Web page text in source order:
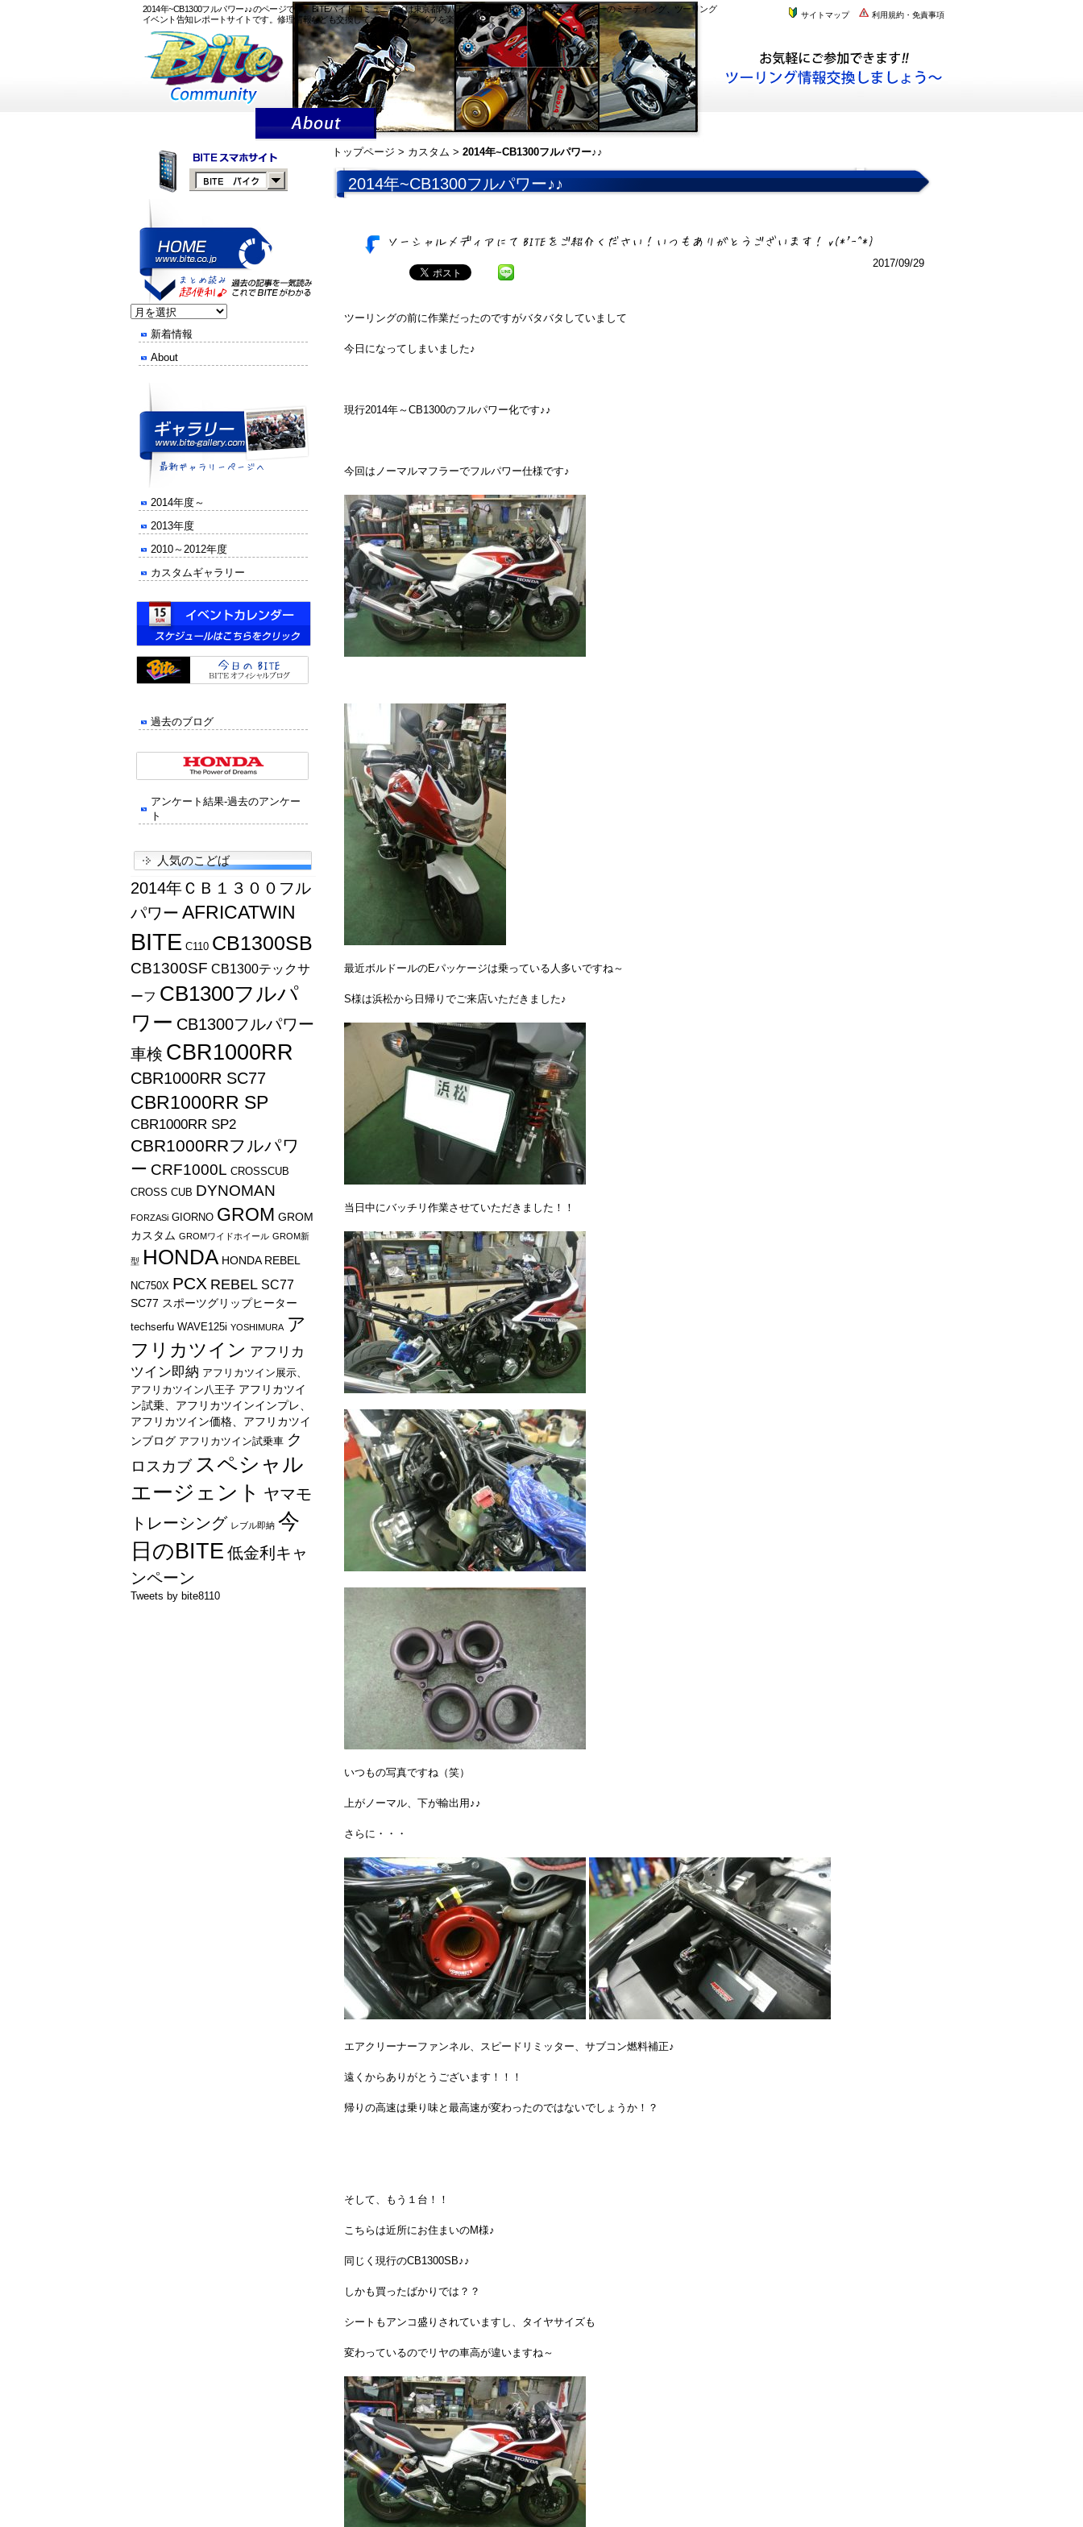
2014年~CB1300フルパワー♪♪のページです。BITEバイトコミュニティは東京都内八王子市付近のホンダバイク・スクーターのミーティング、ツーリング
イベント告知レポートサイトです。修理情報なども交換してオートバイライフを楽しみましょう。
利用規約・免責事項
サイトマップ
トップページ > カスタム > 2014年~CB1300フルパワー♪♪
2014年~CB1300フルパワー♪♪
2017/09/29
ツーリングの前に作業だったのですがバタバタしていまして
今日になってしまいました♪
現行2014年～CB1300のフルパワー化です♪♪
今回はノーマルマフラーでフルパワー仕様です♪
最近ボルドールのEパッケージは乗っている人多いですね～
S様は浜松から日帰りでご来店いただきました♪
当日中にバッチリ作業させていただきました！！
いつもの写真ですね（笑）
上がノーマル、下が輸出用♪♪
さらに・・・
エアクリーナーファンネル、スピードリミッター、サブコン燃料補正♪
遠くからありがとうございます！！！
帰りの高速は乗り味と最高速が変わったのではないでしょうか！？
そして、もう１台！！
こちらは近所にお住まいのM様♪
同じく現行のCB1300SB♪♪
しかも買ったばかりでは？？
シートもアンコ盛りされていますし、タイヤサイズも
変わっているのでリヤの車高が違いますね～
新着情報
About
2014年度～
2013年度
2010～2012年度
カスタムギャラリー
過去のブログ
アンケート結果-過去のアンケー
ト
人気のこどば
2014年ＣＢ１３００フル
パワー AFRICATWIN
BITE C110 CB1300SB
CB1300SF CB1300テックサ
ーフ CB1300フルパ
ワー CB1300フルパワー
車検 CBR1000RR
CBR1000RR SC77
CBR1000RR SP
CBR1000RR SP2
CBR1000RRフルパワ
ー CRF1000L CROSSCUB
CROSS CUB DYNOMAN
FORZASi GIORNO GROM GROM
カスタム GROMワイドホイール GROM新
型 HONDA HONDA REBEL
NC750X PCX REBEL SC77
SC77 スポーツグリップヒーター
techserfu WAVE125i YOSHIMURA ア
フリカツイン アフリカ
ツイン即納 アフリカツイン展示、
アフリカツイン八王子 アフリカツイ
ン試乗、アフリカツインインプレ、
アフリカツイン価格、アフリカツイ
ンブログ アフリカツイン試乗車 ク
ロスカブ スペシャル
エージェント ヤマモ
トレーシング レブル即納 今
日のBITE 低金利キャ
ンペーン
Tweets by bite8110